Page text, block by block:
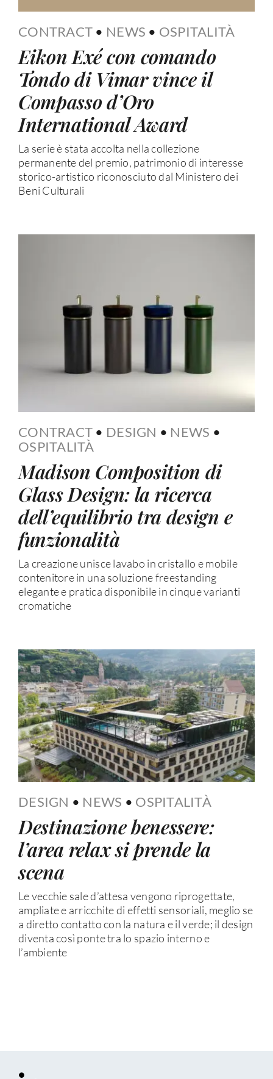
CONTRACT • NEWS • OSPITALITÀ
Eikon Exé con comando
Tondo di Vimar vince il
Compasso d’Oro
International Award
La serie è stata accolta nella collezione
permanente del premio, patrimonio di interesse
storico-artistico riconosciuto dal Ministero dei
Beni Culturali
CONTRACT • DESIGN • NEWS •
OSPITALITÀ
Madison Composition di
Glass Design: la ricerca
dell’equilibrio tra design e
funzionalità
La creazione unisce lavabo in cristallo e mobile
contenitore in una soluzione freestanding
elegante e pratica disponibile in cinque varianti
cromatiche
DESIGN • NEWS • OSPITALITÀ
Destinazione benessere:
l’area relax si prende la
scena
Le vecchie sale d’attesa vengono riprogettate,
ampliate e arricchite di effetti sensoriali, meglio se
a diretto contatto con la natura e il verde; il design
diventa così ponte tra lo spazio interno e
l’ambiente